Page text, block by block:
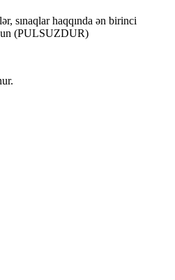
sınaqlar haqqında ən birinci
(PULSUZDUR)